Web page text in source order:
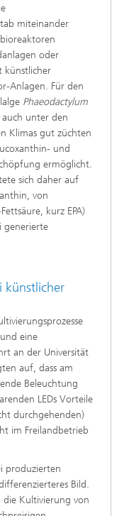
miteinander
oder
künstlicher
Anlagen. Für den
Phaeodactylum
auch unter den
Klimas gut züchten
und
ermöglicht.
sich daher auf
von
kurz EPA)
generierte
künstlicher
eine
an der Universität
auf, dass am
Beleuchtung
LEDs Vorteile
durchgehenden)
im Freilandbetrieb
produzierten
Bild.
die Kultivierung von